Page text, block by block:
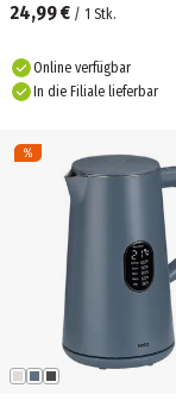
24,99 € / 1 Stk.
Online verfügbar
In die Filiale lieferbar